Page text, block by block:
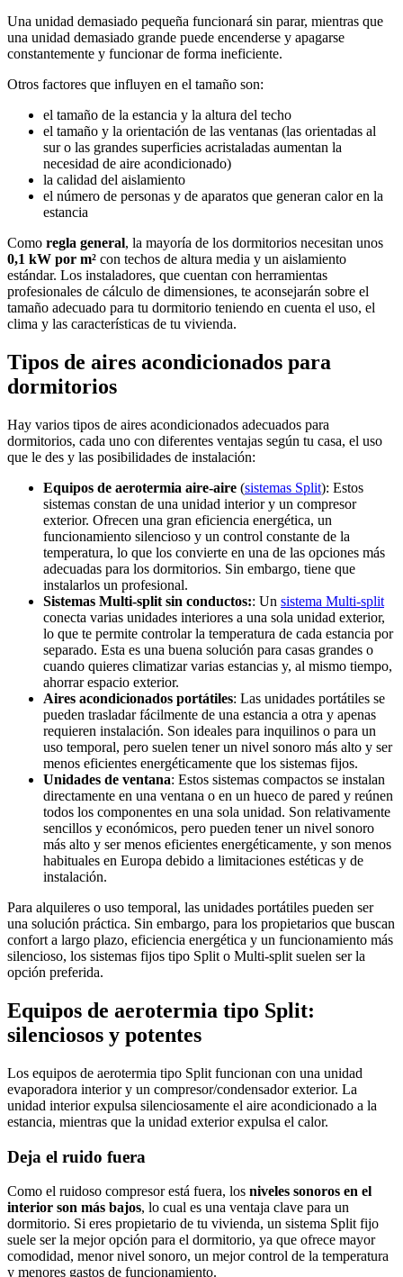
Una unidad demasiado pequeña funcionará sin parar, mientras que
una unidad demasiado grande puede encenderse y apagarse
constantemente y funcionar de forma ineficiente.
Otros factores que influyen en el tamaño son:
el tamaño de la estancia y la altura del techo
el tamaño y la orientación de las ventanas (las orientadas al
sur o las grandes superficies acristaladas aumentan la
necesidad de aire acondicionado)
la calidad del aislamiento
el número de personas y de aparatos que generan calor en la
estancia
Como regla general, la mayoría de los dormitorios necesitan unos
0,1 kW por m² con techos de altura media y un aislamiento
estándar. Los instaladores, que cuentan con herramientas
profesionales de cálculo de dimensiones, te aconsejarán sobre el
tamaño adecuado para tu dormitorio teniendo en cuenta el uso, el
clima y las características de tu vivienda.
Tipos de aires acondicionados para
dormitorios
Hay varios tipos de aires acondicionados adecuados para
dormitorios, cada uno con diferentes ventajas según tu casa, el uso
que le des y las posibilidades de instalación:
Equipos de aerotermia aire-aire (sistemas Split): Estos
sistemas constan de una unidad interior y un compresor
exterior. Ofrecen una gran eficiencia energética, un
funcionamiento silencioso y un control constante de la
temperatura, lo que los convierte en una de las opciones más
adecuadas para los dormitorios. Sin embargo, tiene que
instalarlos un profesional.
Sistemas Multi-split sin conductos:: Un sistema Multi-split
conecta varias unidades interiores a una sola unidad exterior,
lo que te permite controlar la temperatura de cada estancia por
separado. Esta es una buena solución para casas grandes o
cuando quieres climatizar varias estancias y, al mismo tiempo,
ahorrar espacio exterior.
Aires acondicionados portátiles: Las unidades portátiles se
pueden trasladar fácilmente de una estancia a otra y apenas
requieren instalación. Son ideales para inquilinos o para un
uso temporal, pero suelen tener un nivel sonoro más alto y ser
menos eficientes energéticamente que los sistemas fijos.
Unidades de ventana: Estos sistemas compactos se instalan
directamente en una ventana o en un hueco de pared y reúnen
todos los componentes en una sola unidad. Son relativamente
sencillos y económicos, pero pueden tener un nivel sonoro
más alto y ser menos eficientes energéticamente, y son menos
habituales en Europa debido a limitaciones estéticas y de
instalación.
Para alquileres o uso temporal, las unidades portátiles pueden ser
una solución práctica. Sin embargo, para los propietarios que buscan
confort a largo plazo, eficiencia energética y un funcionamiento más
silencioso, los sistemas fijos tipo Split o Multi-split suelen ser la
opción preferida.
Equipos de aerotermia tipo Split:
silenciosos y potentes
Los equipos de aerotermia tipo Split funcionan con una unidad
evaporadora interior y un compresor/condensador exterior. La
unidad interior expulsa silenciosamente el aire acondicionado a la
estancia, mientras que la unidad exterior expulsa el calor.
Deja el ruido fuera
Como el ruidoso compresor está fuera, los niveles sonoros en el
interior son más bajos, lo cual es una ventaja clave para un
dormitorio. Si eres propietario de tu vivienda, un sistema Split fijo
suele ser la mejor opción para el dormitorio, ya que ofrece mayor
comodidad, menor nivel sonoro, un mejor control de la temperatura
y menores gastos de funcionamiento.